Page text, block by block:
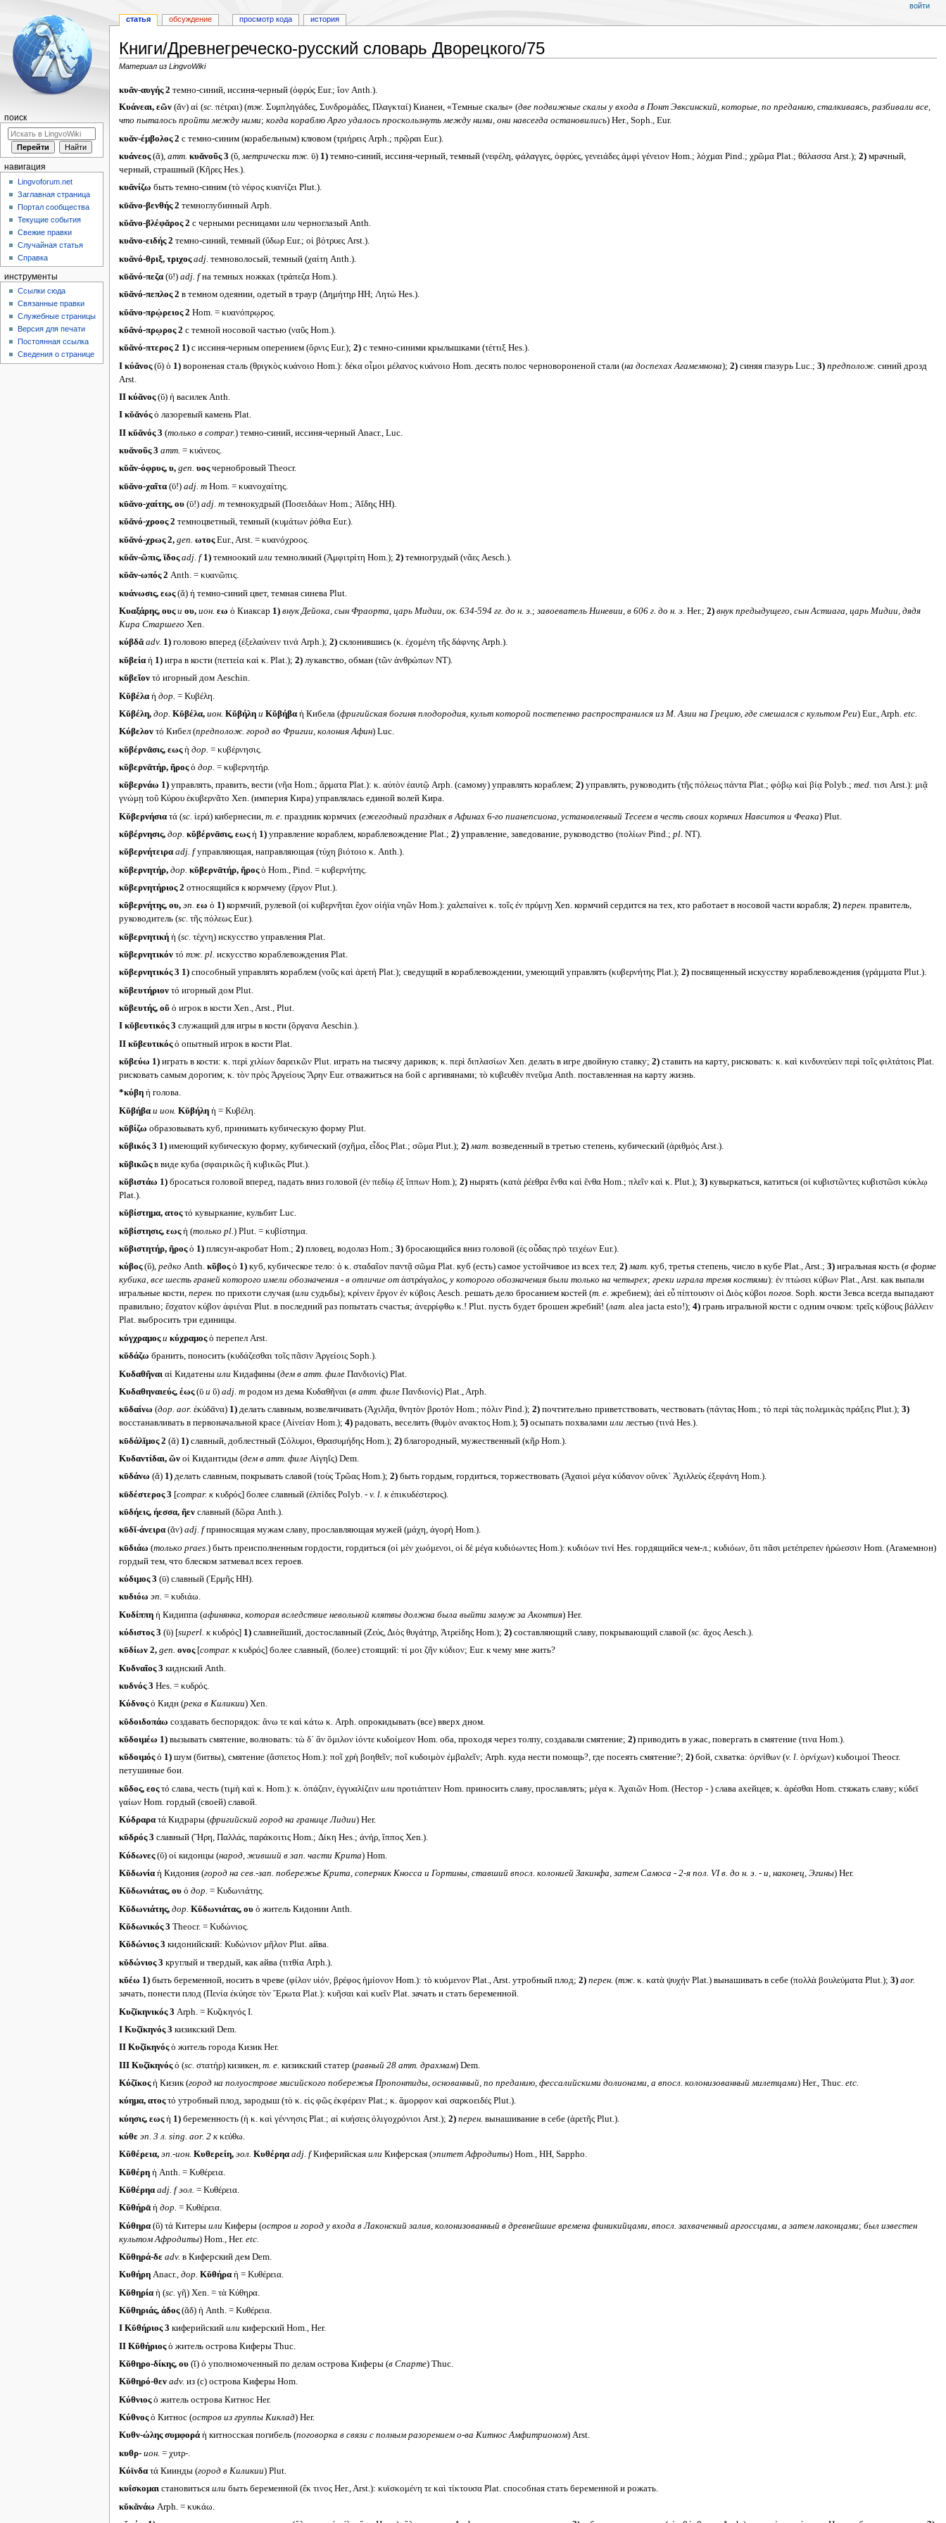
Книги/Древнегреческо-русский словарь Дворецкого/75
Материал из LingvoWiki
Перейти
к
Перейти
к
κυᾰν-αυγής 2 темно-синий, иссиня-черный (ὀφρύς Eur.; ἴον Anth.).
Κυάνεαι, εῶν(ᾰν) αἱ (sc. πέτραι) (тж. Συμπληγάδες, Συνδρομάδες, Πλαγκταί) Кианеи, «Темные скалы» (две подвижные скалы у входа в Понт Эвксинский, которые, по преданию, сталкиваясь, разбивали все,
что пыталось пройти между ними; когда кораблю Арго удалось проскользнуть между ними, они навсегда остановились) Her., Soph., Eur.
κυᾰν-έμβολος 2 с темно-синим (корабельным) клювом (τριήρεις Arph.; πρῷραι Eur.).
κυάνεος(ᾰ), атт. κυᾰνοῦς 3 (ῠ,метрически тж. ῡ) 1)темно-синий, иссиня-черный, темный (νεφέλη, φάλαγγες, ὀφρύες, γενειάδες ἀμφὶ γένειον Hom.; λόχμαι Pind.; χρῶμα Plat.; θάλασσα Arst.); 2)мрачный,
черный, страшный (Κῆρες Hes.).
κυᾰνίζω быть темно-синим (τὸ νέφος κυανίζει Plut.).
κῡᾰνο-βενθής 2 темноглубинный Arph.
κῠᾰνο-βλέφᾰρος 2 с черными ресницами или черноглазый Anth.
κυᾰνο-ειδής 2 темно-синий, темный (ὕδωρ Eur.; οἱ βότρυες Arst.).
κυᾰνό-θριξ, τριχος adj. темноволосый, темный (χαίτη Anth.).
κῡᾰνό-πεζα (ῡ!) adj. fна темных ножках (τράπεζα Hom.).
κῡᾰνό-πεπλος 2 в темном одеянии, одетый в траур (Δημήτηρ HH; Λητώ Hes.).
κῠᾰνο-πρῴρειος 2 Hom. = κυανόπρῳρος.
κῠᾰνό-πρῳρος 2 с темной носовой частью (ναῦς Hom.).
κῠᾰνό-πτερος 2 1)с иссиня-черным оперением (ὄρνις Eur.); 2)с темно-синими крылышками (τέττιξ Hes.).
I κύᾰνος(ῠ) ὁ 1)вороненая сталь (θριγκὸς κυάνοιο Hom.): δέκα οἶμοι μέλανος κυάνοιο Hom. десять полос черновороненой стали (на доспехах Агамемнона); 2)синяя глазурь Luc.; 3) предполож. синий дрозд
Arst.
II κύᾰνος(ῠ) ἡ василек Anth.
I κῠᾰνόςὁ лазоревый камень Plat.
II κῠᾰνός 3 (только в compar.) темно-синий, иссиня-черный Anacr., Luc.
κυᾰνοῦς 3 атт. = κυάνεος.
κῠᾰν-όφρυς, υ, gen. υοςчернобровый Theocr.
κῡᾰνο-χαῖτα (ῡ!) adj. mHom. = κυανοχαίτης.
κῡᾰνο-χαίτης, ου(ῡ!) adj. mтемнокудрый (Ποσειδάων Hom.; Ἀΐδης HH).
κῠᾰνό-χροος 2 темноцветный, темный (κυμάτων ῥόθια Eur.).
κῠᾰνό-χρως 2, gen. ωτοςEur., Arst. = κυανόχροος.
κῠᾰν-ῶπις, ῐδοςadj. f 1)темноокий или темноликий (Ἀμφιτρίτη Hom.); 2)темногрудый (νᾶες Aesch.).
κῠᾰν-ωπός 2 Anth. = κυανῶπις.
κυάνωσις, εως(ᾰ) ἡ темно-синий цвет, темная синева Plut.
Κυαξάρης, ους и ου, ион. εω ὁ Киаксар 1) внук Дейока, сын Фраорта, царь Мидии, ок. 634-594 гг. до н. э.; завоеватель Ниневии, в 606 г. до н. э. Her.; 2) внук предыдущего, сын Астиага, царь Мидии, дядя
Кира Старшего Xen.
κύβδᾰ adv. 1)головою вперед (ἐξελαύνειν τινά Arph.); 2)склонившись (κ. ἐχομένη τῆς δάφνης Arph.).
κῠβεία ἡ 1)игра в кости (πεττεία καὶ κ. Plat.); 2)лукавство, обман (τῶν ἀνθρώπων NT).
κῠβεῖον τό игорный дом Aeschin.
Κῠβέλα ἡ дор. = Κυβέλη.
Κῠβέλη, дор. Κῠβέλα, ион. Κῠβήλη и Κῠβήβαἡ Кибела (фригийская богиня плодородия, культ которой постепенно распространился из М. Азии на Грецию, где смешался с культом Реи) Eur., Arph. etc.
Κύβελον τό Кибел (предполож. город во Фригии, колония Афин) Luc.
κῠβέρνᾱσις, εωςἡ дор. = κυβέρνησις.
κῠβερνᾱτήρ, ῆροςὁ дор. = κυβερνητήρ.
κῠβερνάω 1)управлять, править, вести (νῆα Hom.; ἄρματα Plat.): κ. αὐτὸν ἑαυτῷ Arph. (самому) управлять кораблем; 2)управлять, руководить (τῆς πόλεως πάντα Plat.; φόβῳ καὶ βίᾳ Polyb.; med. τισι Arst.): μιᾷ
γνώμῃ τοῦ Κύρου ἐκυβερνᾶτο Xen. (империя Кира) управлялась единой волей Кира.
Κῠβερνήσια τά (sc. ἱερά) кибернесии, т. е. праздник кормчих (ежегодный праздник в Афинах 6-го пианепсиона, установленный Тесеем в честь своих кормчих Навситоя и Феака) Plut.
κῠβέρνησις, дор. κῠβέρνᾱσις, εωςἡ 1)управление кораблем, кораблевождение Plat.; 2)управление, заведование, руководство (πολίων Pind.; pl. NT).
κῠβερνήτειρα adj. fуправляющая, направляющая (τύχη βιότοιο κ. Anth.).
κῠβερνητήρ, дор. κῠβερνᾱτήρ, ῆροςὁ Hom., Pind. = κυβερνήτης.
κῠβερνητήριος 2 относящийся к кормчему (ἔργον Plut.).
κῠβερνήτης, ου, эп. εω ὁ 1)кормчий, рулевой (οἱ κυβερνῆται ἔχον οἰήϊα νηῶν Hom.): χαλεπαίνει κ. τοῖς ἐν πρύμνῃ Xen. кормчий сердится на тех, кто работает в носовой части корабля; 2) перен. правитель,
руководитель (sc. τῆς πόλεως Eur.).
κῠβερνητική ἡ (sc. τέχνη) искусство управления Plat.
κῠβερνητικόν τό тж. pl. искусство кораблевождения Plat.
κῠβερνητικός 3 1)способный управлять кораблем (νοῦς καὶ ἀρετή Plat.); сведущий в кораблевождении, умеющий управлять (κυβερνήτης Plat.); 2)посвященный искусству кораблевождения (γράμματα Plut.).
κῠβευτήριον τό игорный дом Plut.
κῠβευτής, οῦὁ игрок в кости Xen., Arst., Plut.
I κῠβευτικός 3 служащий для игры в кости (ὄργανα Aeschin.).
II κῠβευτικόςὁ опытный игрок в кости Plat.
κῠβεύω 1)играть в кости: κ. περὶ χιλίων δαρεικῶν Plut. играть на тысячу дариков; κ. περὶ διπλασίων Xen. делать в игре двойную ставку; 2)ставить на карту, рисковать: κ. καὶ κινδυνεύειν περὶ τοῖς φιλτάτοις Plat.
рисковать самым дорогим; κ. τὸν πρὸς Ἀργείους Ἄρην Eur. отважиться на бой с аргивянами; τὸ κυβευθὲν πνεῦμα Anth. поставленная на карту жизнь.
*κύβη ἡ голова.
Κῠβήβα и ион. Κῠβήλη ἡ = Κυβέλη.
κῠβίζω образовывать куб, принимать кубическую форму Plut.
κῠβικός 3 1)имеющий кубическую форму, кубический (σχῆμα, εἶδος Plat.; σῶμα Plut.); 2) мат. возведенный в третью степень, кубический (ἀριθμός Arst.).
κῠβικῶςв виде куба (σφαιρικῶς ἢ κυβικῶς Plut.).
κῠβιστάω 1)бросаться головой вперед, падать вниз головой (ἐν πεδίῳ ἐξ ἵππων Hom.); 2)нырять (κατὰ ῥέεθρα ἔνθα καὶ ἔνθα Hom.; πλεῖν καὶ κ. Plut.); 3)кувыркаться, катиться (οἱ κυβιστῶντες κυβιστῶσι κύκλῳ
Plat.).
κῠβίστημα, ατοςτό кувыркание, кульбит Luc.
κῠβίστησις, εωςἡ (только pl. ) Plut. = κυβίστημα.
κῠβιστητήρ, ῆροςὁ 1)плясун-акробат Hom.; 2)пловец, водолаз Hom.; 3)бросающийся вниз головой (ἐς οὖδας πρὸ τειχέων Eur.).
κύβος(ῠ), редко Anth. κῦβοςὁ 1)куб, кубическое тело: ὁ κ. σταδαῖον παντᾷ σῶμα Plat. куб (есть) самое устойчивое из всех тел; 2) мат. куб, третья степень, число в кубе Plat., Arst.; 3)игральная кость (в форме
кубика, все шесть граней которого имели обозначения - в отличие отἀστράγαλος, у которого обозначения были только на четырех; греки играла тремя костями): ἐν πτώσει κύβων Plat., Arst. как выпали
игральные кости,перен. по прихоти случая (или судьбы); κρίνειν ἔργον ἐν κύβοις Aesch. решать дело бросанием костей (т. е. жребием); ἀεὶ εὖ πίπτουσιν οἱ Διὸς κύβοι погов. Soph. кости Зевса всегда выпадают
правильно; ἔσχατον κύβον ἀφιέναι Plut. в последний раз попытать счастья; ἀνερρίφθω κ.! Plut. пусть будет брошен жребий! (лат. alea jacta esto!); 4)грань игральной кости с одним очком: τρεῖς κύβους βάλλειν
Plat. выбросить три единицы.
κύγχραμοςи κύχραμοςὁ перепел Arst.
κῠδάζω бранить, поносить (κυδάζεσθαι τοῖς πᾶσιν Ἀργείοις Soph.).
Κυδαθῆναι αἱ Кидатены или Кидафины (дем в атт. филеΠανδιονίς) Plat.
Κυδαθηναιεύς, έως(ῡ и ῠ) adj. mродом из дема Κυδαθῆναι (в атт. филеΠανδιονίς) Plat., Arph.
κῡδαίνω (дор. aor. ἐκύδᾱνα) 1)делать славным, возвеличивать (Ἀχιλῆα, θνητὸν βροτόν Hom.; πόλιν Pind.); 2)почтительно приветствовать, чествовать (πάντας Hom.; τὸ περὶ τὰς πολεμικὰς πράξεις Plut.); 3)
восстанавливать в первоначальной красе (Αἰνείαν Hom.); 4)радовать, веселить (θυμὸν ανακτος Hom.); 5)осыпать похвалами или лестью (τινά Hes.).
κῡδάλῐμος 2 (ᾰ) 1)славный, доблестный (Σόλυμοι, Θρασυμήδης Hom.); 2)благородный, мужественный (κῆρ Hom.).
Κυδαντίδαι, ῶνοἱ Кидантиды (дем в атт. филеΑἰγηΐς) Dem.
κῡδάνω (ᾰ) 1)делать славным, покрывать славой (τοὺς Τρῶας Hom.); 2)быть гордым, гордиться, торжествовать (Ἀχαιοὶ μέγα κύδανον οὕνεκ᾽ Ἀχιλλεὺς ἐξεφάνη Hom.).
κῡδέστερος 3 [compar. кκυδρός] более славный (ἐλπίδες Polyb. - v. l. кἐπικυδέστερος).
κῡδήεις, ήεσσα, ῆενславный (δῶρα Anth.).
κῡδῐ-άνειρα(ᾰν) adj. fприносящая мужам славу, прославляющая мужей (μάχη, ἀγορή Hom.).
κῡδιάω (только praes. ) быть преисполненным гордости, гордиться (οἱ μὲν χωόμενοι, οἱ δὲ μέγα κυδιόωντες Hom.): κυδιόων τινί Hes. гордящийся чем-л.; κυδιόων, ὅτι πᾶσι μετέπρεπεν ἡρώεσσιν Hom. (Агамемнон)
гордый тем, что блеском затмевал всех героев.
κύδιμος 3 (ῡ) славный (Ἑρμῆς HH).
κυδιόω эп. = κυδιάω.
Κυδίππη ἡ Кидиппа (афинянка, которая вследствие невольной клятвы должна была выйти замуж за Аконтия) Her.
κύδιστος 3 (ῡ) [superl. кκυδρός] 1)славнейший, достославный (Ζεύς, Διὸς θυγάτηρ, Ἀτρείδης Hom.); 2)составляющий славу, покрывающий славой (sc. ἄχος Aesch.).
κῡδίων 2, gen. ονος [compar. кκυδρός] более славный, (более) стоящий: τί μοι ζῆν κύδιον; Eur. к чему мне жить?
Κυδναῖος 3 киднский Anth.
κυδνός 3 Hes. = κυδρός.
Κύδνοςὁ Кидн (река в Киликии) Xen.
κῠδοιδοπάω создавать беспорядок: ἄνω τε καὶ κάτω κ. Arph. опрокидывать (все) вверх дном.
κῠδοιμέω 1)вызывать смятение, волновать: τὼ δ᾽ ἂν ὅμιλον ἰόντε κυδοίμεον Hom. оба, проходя через толпу, создавали смятение; 2)приводить в ужас, повергать в смятение (τινα Hom.).
κῠδοιμόςὁ 1)шум (битвы), смятение (ἄσπετος Hom.): ποῖ χρὴ βοηθεῖν; ποῖ κυδοιμὸν ἐμβαλεῖν; Arph. куда нести помощь?, где посеять смятение?; 2)бой, схватка: ὀρνίθων (v. l. ὀρνίχων) κυδοιμοί Theocr.
петушиные бои.
κῦδος, εοςτό слава, честь (τιμὴ καὶ κ. Hom.): κ. ὀπάζειν, ἐγγυαλίζειν или προτιάπτειν Hom. приносить славу, прославлять; μέγα κ. Ἀχαιῶν Hom. (Нестор - ) слава ахейцев; κ. ἀρέσθαι Hom. стяжать славу; κύδεϊ
γαίων Hom. гордый (своей) славой.
Κύδραρα τά Кидрары (фригийский город на границе Лидии) Her.
κῠδρός 3 славный (Ἣρη, Παλλάς, παράκοιτις Hom.; Δίκη Hes.; ἀνήρ, ἵππος Xen.).
Κύδωνες(ῠ) οἱ кидонцы (народ, живший в зап. части Крита) Hom.
Κῠδωνία ἡ Кидония (город на сев.-зап. побережье Крита, соперник Кносса и Гортины, ставший впосл. колонией Закинфа, затем Самоса - 2-я пол. VI в. до н. э. - и, наконец, Эгины) Her.
Κῠδωνιάτας, ουὁ дор. = Κυδωνιάτης.
Κῠδωνιάτης, дор. Κῠδωνιάτας, ουὁ житель Кидонии Anth.
Κῠδωνικός 3 Theocr. = Κυδώνιος.
Κῠδώνιος 3 кидонийский: Κυδώνιον μῆλον Plut. айва.
κῠδώνιος 3 круглый и твердый, как айва (τιτθία Arph.).
κῠέω 1)быть беременной, носить в чреве (φίλον υἱόν, βρέφος ἡμίονον Hom.): τὸ κυόμενον Plat., Arst. утробный плод; 2) перен. (тж. κ. κατὰ ψυχήν Plat.) вынашивать в себе (πολλὰ βουλεύματα Plut.); 3) aor.
зачать, понести плод (Πενία ἐκύησε τὸν Ἔρωτα Plat.): κυῆσαι καὶ κυεῖν Plat. зачать и стать беременной.
Κυζῐκηνικός 3 Arph. = Κυζικηνός I.
I Κυζῐκηνός 3 кизикский Dem.
II Κυζῐκηνόςὁ житель города Кизик Her.
III Κυζῐκηνόςὁ (sc. στατήρ) кизикен, т. е. кизикский статер (равный 28 атт. драхмам) Dem.
Κύζῐκοςἡ Кизик (город на полуострове мисийского побережья Пропонтиды, основанный, по преданию, фессалийскими долионами, а впосл. колонизованный милетцами) Her., Thuc.etc.
κύημα, ατοςτό утробный плод, зародыш (τὸ κ. εἰς φῶς ἐκφέρειν Plat.; κ. ἄμορφον καὶ σαρκοειδές Plut.).
κύησις, εωςἡ 1)беременность (ἡ κ. καὶ γέννησις Plat.; αἱ κυήσεις ὀλιγοχρόνιοι Arst.); 2) перен. вынашивание в себе (ἀρετῆς Plut.).
κύθε эп. 3 л. sing. aor. 2 кκεύθω.
Κῠθέρεια, эп.-ион. Κυθερείη, эол. Κυθέρηα adj. fКиферийская или Киферская (эпитет Афродиты) Hom., HH, Sappho.
Κῠθέρη ἡ Anth. = Κυθέρεια.
Κῠθέρηα adj. f эол. = Κυθέρεια.
Κῠθήρᾱ ἡ дор. = Κυθέρεια.
Κύθηρα(ῠ) τά Китеры или Киферы (остров и город у входа в Лаконский залив, колонизованный в древнейшие времена финикийцами, впосл. захваченный аргоссцами, а затем лаконцами; был известен
культом Афродиты) Hom., Her. etc.
Κῠθηρά-δε adv. в Киферский дем Dem.
ΚυθήρηAnacr., дор. Κῠθήραἡ = Κυθέρεια.
Κῠθηρία ἡ (sc. γῆ) Xen. = τὰ Κύθηρα.
Κῠθηριάς, άδος(ᾰδ) ἡ Anth. = Κυθέρεια.
I Κῠθήριος 3 киферийский или киферский Hom., Her.
II Κῠθήριοςὁ житель острова Киферы Thuc.
Κῠθηρο-δίκης, ου(ῐ) ὁ уполномоченный по делам острова Киферы (в Спарте) Thuc.
Κῠθηρό-θεν adv. из (с) острова Киферы Hom.
Κύθνιοςὁ житель острова Китнос Her.
Κύθνοςὁ Китнос (остров из группы Киклад) Her.
Κυθν-ώλης συμφοράἡ китносская погибель (поговорка в связи с полным разорением о-ва Китнос Амфитрионом) Arst.
κυθρ- ион. = χυτρ-.
Κύϊνδα τά Киинды (город в Киликии) Plut.
κυΐσκομαι становиться или быть беременной (ἔκ τινος Her., Arst.): κυϊσκομένη τε καὶ τίκτουσα Plat. способная стать беременной и рожать.
κῠκᾰνάω Arph. = κυκάω.
статья обсуждение просмотр кода история
войти
поиск
навигация
Lingvoforum.net
Заглавная страница
Портал сообщества
Текущие события
Свежие правки
Случайная статья
Справка
инструменты
Ссылки сюда
Связанные правки
Служебные страницы
Версия для печати
Постоянная ссылка
Сведения о странице